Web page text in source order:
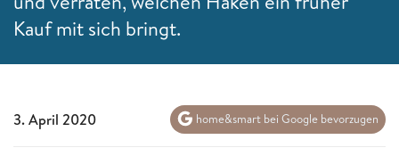
Kauf mit sich bringt.
3. April 2020 home&smart bei Google bevorzugen